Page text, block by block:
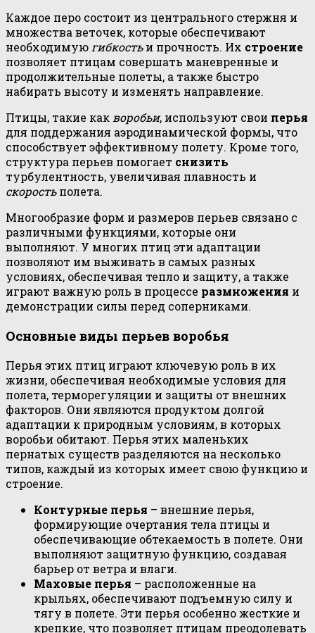
Каждое перо состоит из центрального стержня и
множества веточек, которые обеспечивают
необходимуюгибкостьи прочность. Их строение
позволяет птицам совершать маневренные и
продолжительные полеты, а также быстро
набирать высоту и изменять направление.
Птицы, такие какворобьи, используют свои перья
для поддержания аэродинамической формы, что
способствует эффективному полету. Кроме того,
структура перьев помогает снизить
турбулентность, увеличивая плавность и
скоростьполета.
Многообразие форм и размеров перьев связано с
различными функциями, которые они
выполняют. У многих птиц эти адаптации
позволяют им выживать в самых разных
условиях, обеспечивая тепло и защиту, а также
играют важную роль в процессе размножения и
демонстрации силы перед соперниками.
Основные виды перьев воробья
Перья этих птиц играют ключевую роль в их
жизни, обеспечивая необходимые условия для
полета, терморегуляции и защиты от внешних
факторов. Они являются продуктом долгой
адаптации к природным условиям, в которых
воробьи обитают. Перья этих маленьких
пернатых существ разделяются на несколько
типов, каждый из которых имеет свою функцию и
строение.
Контурные перья – внешние перья,
формирующие очертания тела птицы и
обеспечивающие обтекаемость в полете. Они
выполняют защитную функцию, создавая
барьер от ветра и влаги.
Маховые перья – расположенные на
крыльях, обеспечивают подъемную силу и
тягу в полете. Эти перья особенно жесткие и
крепкие, что позволяет птицам преодолевать